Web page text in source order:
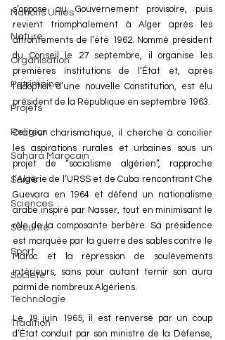
Nations Unies
Nature
Organisation
Patrimoine
Projets
Religion
Sahara Marocain
Santé
Sciences
Sécurité
Sport
Société
Technologie
Tradition
s’oppose au Gouvernement provisoire, puis
revient triomphalement à Alger après les
affrontements de l’été 1962. Nommé président
du Conseil le 27 septembre, il organise les
premières institutions de l’État et, après
l’adoption d’une nouvelle Constitution, est élu
président de la République en septembre 1963.
Orateur charismatique, il cherche à concilier
les aspirations rurales et urbaines sous un
projet de “socialisme algérien”, rapproche
l’Algérie de l’URSS et de Cuba rencontrant Che
Guevara en 1964 et défend un nationalisme
arabe inspiré par Nasser, tout en minimisant le
rôle de la composante berbère. Sa présidence
est marquée par la guerre des sables contre le
Maroc et la répression de soulèvements
intérieurs, sans pour autant ternir son aura
parmi de nombreux Algériens.
Le 19 juin 1965, il est renversé par un coup
d’État conduit par son ministre de la Défense,